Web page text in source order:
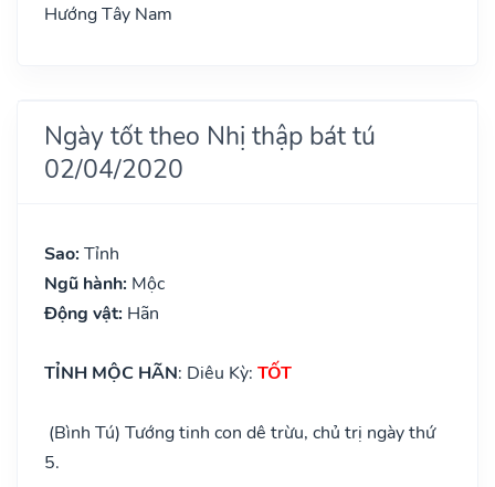
Hướng Tây Nam
Ngày tốt theo Nhị thập bát tú
02/04/2020
Sao: Tỉnh
Ngũ hành: Mộc
Động vật: Hãn
TỈNH MỘC HÃN: Diêu Kỳ: TỐT
(Bình Tú) Tướng tinh con dê trừu, chủ trị ngày thứ
5.